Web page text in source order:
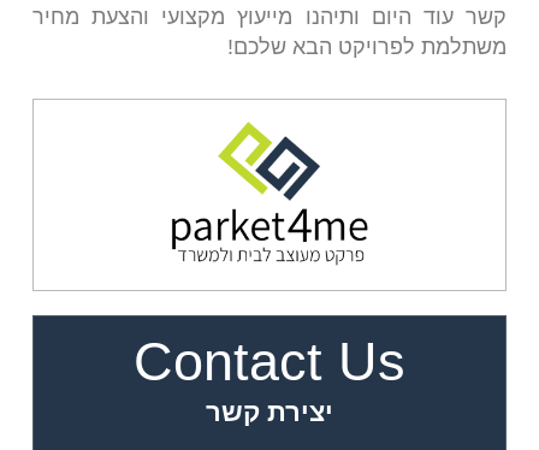
קשר עוד היום ותיהנו מייעוץ מקצועי והצעת מחיר
משתלמת לפרויקט הבא שלכם!
Contact Us
יצירת קשר